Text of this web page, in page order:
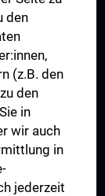
den
(z.B. den
den
in
wir auch
in
jederzeit